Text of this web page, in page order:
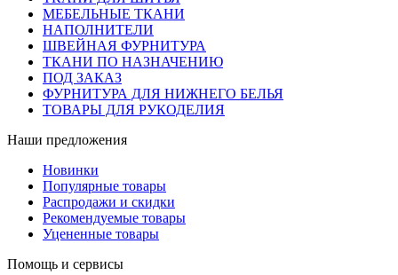
МЕБЕЛЬНЫЕ ТКАНИ
НАПОЛНИТЕЛИ
ШВЕЙНАЯ ФУРНИТУРА
ТКАНИ ПО НАЗНАЧЕНИЮ
ПОД ЗАКАЗ
ФУРНИТУРА ДЛЯ НИЖНЕГО БЕЛЬЯ
ТОВАРЫ ДЛЯ РУКОДЕЛИЯ
Наши предложения
Новинки
Популярные товары
Распродажи и скидки
Рекомендуемые товары
Уцененные товары
Помощь и сервисы